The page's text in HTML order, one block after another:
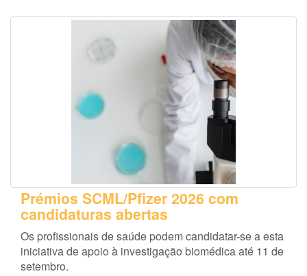
Prémios SCML/Pfizer 2026 com
candidaturas abertas
Os profissionais de saúde podem candidatar-se a esta
iniciativa de apoio à investigação biomédica até 11 de
setembro.